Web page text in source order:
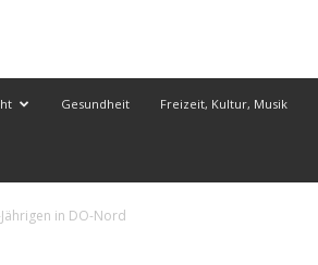
Gesundheit Freizeit, Kultur, Musik
in DO-Nord